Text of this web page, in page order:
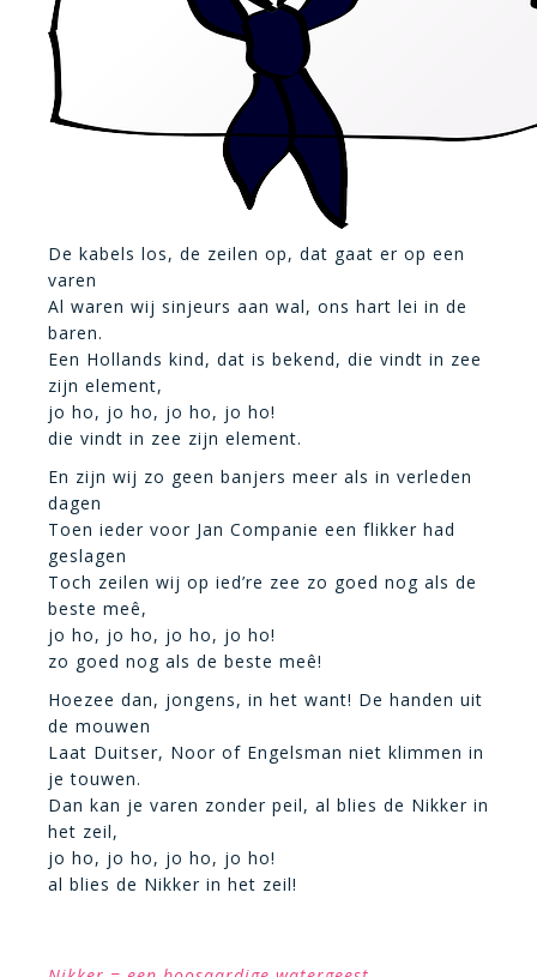
De kabels los, de zeilen op, dat gaat er op een
varen
Al waren wij sinjeurs aan wal, ons hart lei in de
baren.
Een Hollands kind, dat is bekend, die vindt in zee
zijn element,
jo ho, jo ho, jo ho, jo ho!
die vindt in zee zijn element.
En zijn wij zo geen banjers meer als in verleden
dagen
Toen ieder voor Jan Companie een flikker had
geslagen
Toch zeilen wij op ied’re zee zo goed nog als de
beste meê,
jo ho, jo ho, jo ho, jo ho!
zo goed nog als de beste meê!
Hoezee dan, jongens, in het want! De handen uit
de mouwen
Laat Duitser, Noor of Engelsman niet klimmen in
je touwen.
Dan kan je varen zonder peil, al blies de Nikker in
het zeil,
jo ho, jo ho, jo ho, jo ho!
al blies de Nikker in het zeil!